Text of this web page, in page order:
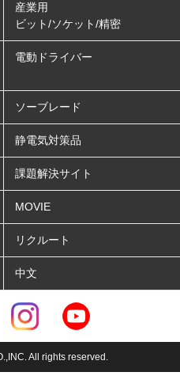
産業用
ビット/ソケット/精密
電動ドライバー
ソーブレード
静電気対策品
課題解決サイト
MOVIE
リクルート
中文
All rights reserved.